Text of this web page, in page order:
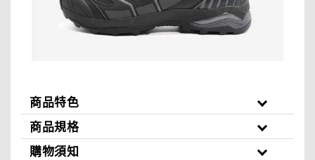
商品特色
商品規格
購物須知